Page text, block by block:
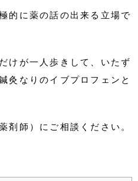
的に薬の話の出来る立場で
けが一人歩きして、いたず
灸なりのイブプロフェンと
剤師）にご相談ください。